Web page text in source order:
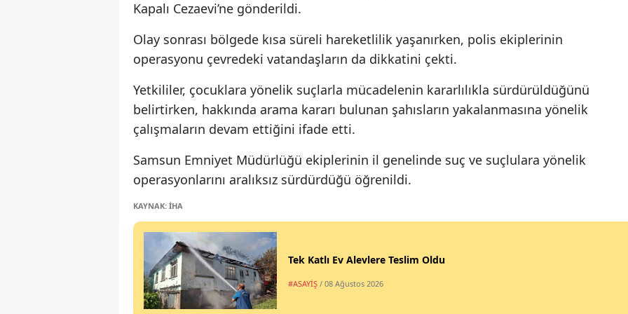
Kapalı Cezaevi’ne gönderildi.
Olay sonrası bölgede kısa süreli hareketlilik yaşanırken, polis ekiplerinin
operasyonu çevredeki vatandaşların da dikkatini çekti.
Yetkililer, çocuklara yönelik suçlarla mücadelenin kararlılıkla sürdürüldüğünü
belirtirken, hakkında arama kararı bulunan şahısların yakalanmasına yönelik
çalışmaların devam ettiğini ifade etti.
Samsun Emniyet Müdürlüğü ekiplerinin il genelinde suç ve suçlulara yönelik
operasyonlarını aralıksız sürdürdüğü öğrenildi.
KAYNAK: İHA
Tek Katlı Ev Alevlere Teslim Oldu
#ASAYİŞ / 08 Ağustos 2026